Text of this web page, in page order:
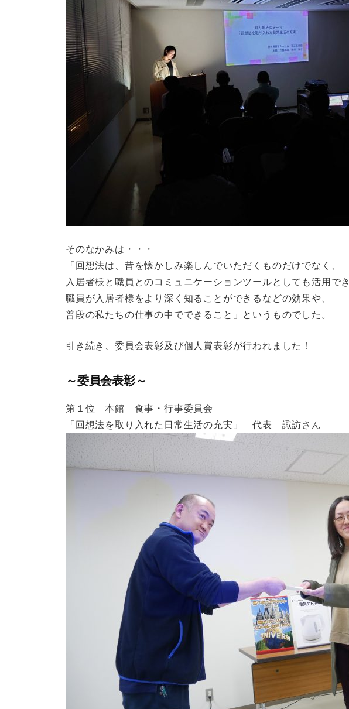
そのなかみは・・・
「回想法は、昔を懐かしみ楽しんでいただくものだけでなく、
入居者様と職員とのコミュニケーションツールとしても活用でき
職員が入居者様をより深く知ることができるなどの効果や、
普段の私たちの仕事の中でできること」というものでした。
引き続き、委員会表彰及び個人賞表彰が行われました！
～委員会表彰～
第１位 本館 食事・行事委員会
「回想法を取り入れた日常生活の充実」 代表 諏訪さん